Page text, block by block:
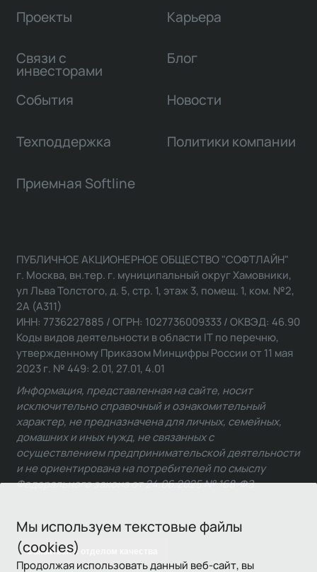
Мы используем текстовые файлы
(cookies)
Продолжая использовать данный веб-сайт, вы
Проекты
Связи с
инвесторами
Карьера
Блог
События Новости
Техподдержка Политики компании
Приемная Softline
Связаться с отделом качества
ПУБЛИЧНОЕ АКЦИОНЕРНОЕ ОБЩЕСТВО "СОФТЛАЙН"
г. Москва, вн.тер. г. муниципальный округ Хамовники,
ул Льва Толстого, д. 5, стр. 1, этаж 3, помещ. 1, ком. №2,
2А (А311)
ИНН: 7736227885 / ОГРН: 1027736009333 / ОКВЭД: 46.90
Коды видов деятельности в области IT по перечню,
утвержденному Приказом Минцифры России от 11 мая
2023 г. № 449: 2.01, 27.01, 4.01
Информация, представленная на сайте, носит
исключительно справочный и ознакомительный
характер, не предназначена для личных, семейных,
домашних и иных нужд, не связанных с
осуществлением предпринимательской деятельности
и не ориентирована на потребителей по смыслу
Федерального закона от 24.06.2025 № 168-ФЗ.